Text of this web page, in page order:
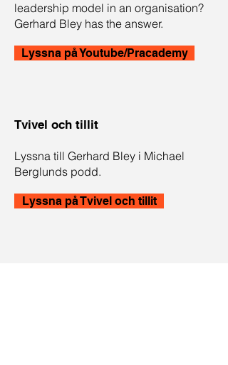
leadership model in an organisation?
Gerhard Bley has the answer.
Lyssna på Youtube/Pracademy
Tvivel och tillit
Lyssna till Gerhard Bley i Michael
Berglunds podd.
Lyssna på Tvivel och tillit